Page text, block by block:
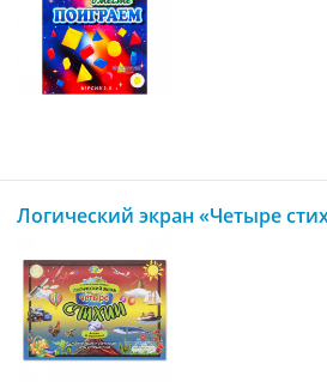
Логический экран «Четыре